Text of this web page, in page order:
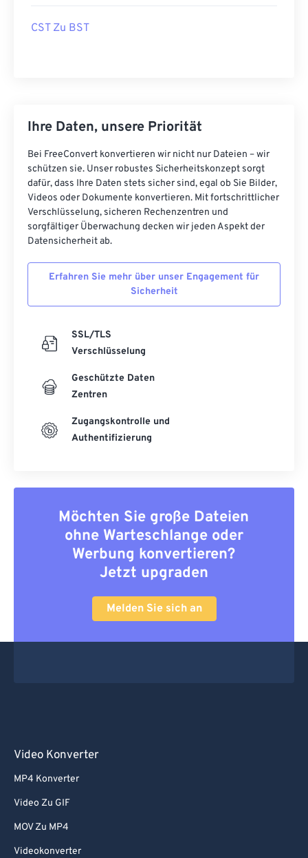
CST Zu BST
Ihre Daten, unsere Priorität
Bei FreeConvert konvertieren wir nicht nur Dateien – wir
schützen sie. Unser robustes Sicherheitskonzept sorgt
dafür, dass Ihre Daten stets sicher sind, egal ob Sie Bilder,
Videos oder Dokumente konvertieren. Mit fortschrittlicher
Verschlüsselung, sicheren Rechenzentren und
sorgfältiger Überwachung decken wir jeden Aspekt der
Datensicherheit ab.
Erfahren Sie mehr über unser Engagement für
Sicherheit
SSL/TLS
Verschlüsselung
Geschützte Daten
Zentren
Zugangskontrolle und
Authentifizierung
Möchten Sie große Dateien
ohne Warteschlange oder
Werbung konvertieren?
Jetzt upgraden
Melden Sie sich an
Video Konverter
MP4 Konverter
Video Zu GIF
MOV Zu MP4
Videokonverter